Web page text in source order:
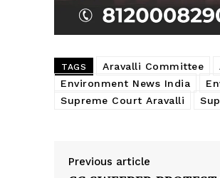
TAGS Aravalli Committee
Environment News India
Supreme Court Aravalli
Previous article